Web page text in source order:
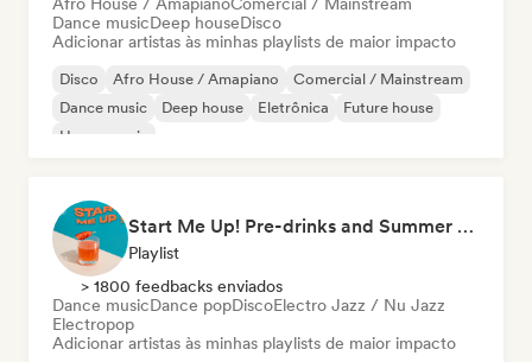
Dance musicDeep houseDisco
Adicionar artistas às minhas playlists de maior impacto
Disco Afro House / Amapiano
Comercial / Mainstream
Dance music
Deep house Eletrônica
Future house
House music
Start Me Up! Pre-drinks and Summer Party 🍹
Playlist
> 1800 feedbacks enviados
Dance musicDance popDiscoElectro Jazz / Nu Jazz
Electropop
Adicionar artistas às minhas playlists de maior impacto